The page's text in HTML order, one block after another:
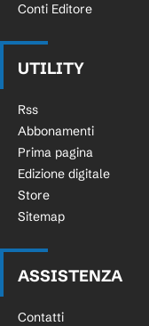
Conti Editore
UTILITY
Rss
Abbonamenti
Prima pagina
Edizione digitale
Store
Sitemap
ASSISTENZA
Contatti